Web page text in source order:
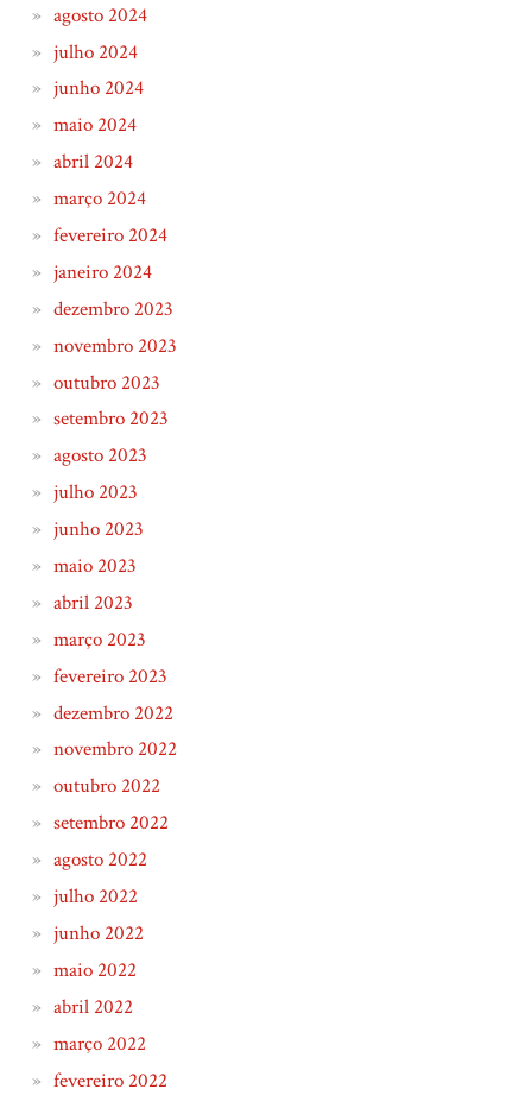
agosto 2024
julho 2024
junho 2024
maio 2024
abril 2024
março 2024
fevereiro 2024
janeiro 2024
dezembro 2023
novembro 2023
outubro 2023
setembro 2023
agosto 2023
julho 2023
junho 2023
maio 2023
abril 2023
março 2023
fevereiro 2023
dezembro 2022
novembro 2022
outubro 2022
setembro 2022
agosto 2022
julho 2022
junho 2022
maio 2022
abril 2022
março 2022
fevereiro 2022